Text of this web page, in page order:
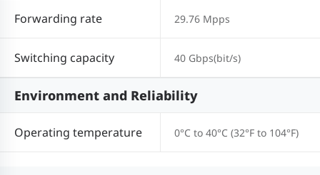
Forwarding rate 29.76 Mpps
Switching capacity 40 Gbps(bit/s)
Environment and Reliability
Operating temperature 0°C to 40°C (32°F to 104°F)